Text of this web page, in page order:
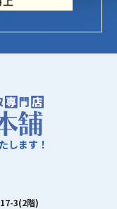
します！
3(2階)